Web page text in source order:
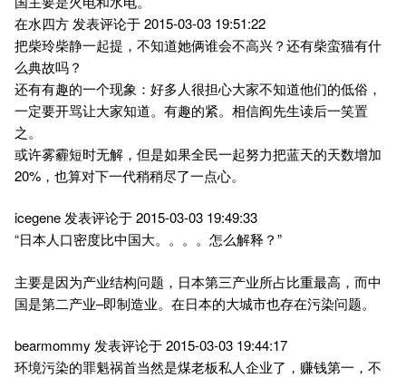
在水四方 发表评论于 2015-03-03 19:51:22
把柴玲柴静一起提，不知道她俩谁会不高兴？还有柴蛮猫有什
么典故吗？
还有有趣的一个现象：好多人很担心大家不知道他们的低俗，
一定要开骂让大家知道。有趣的紧。相信阎先生读后一笑置
之。
或许雾霾短时无解，但是如果全民一起努力把蓝天的天数增加
20%，也算对下一代稍稍尽了一点心。
icegene 发表评论于 2015-03-03 19:49:33
“日本人口密度比中国大。。。。怎么解释？”
主要是因为产业结构问题，日本第三产业所占比重最高，而中
国是第二产业–即制造业。在日本的大城市也存在污染问题。
bearmommy 发表评论于 2015-03-03 19:44:17
环境污染的罪魁祸首当然是煤老板私人企业了，赚钱第一，不